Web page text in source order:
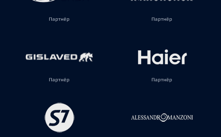
Партнёр Партнёр
Партнёр Партнёр